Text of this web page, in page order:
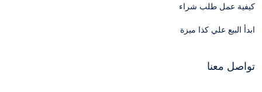
كيفية عمل طلب شراء
ابدأ البيع علي كذا ميزة
تواصل معنا